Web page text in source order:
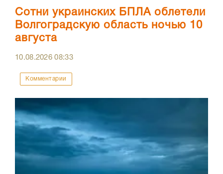
Сотни украинских БПЛА облетели
Волгоградскую область ночью 10
августа
10.08.202608:33
Комментарии